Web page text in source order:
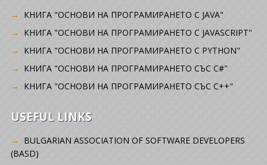
КНИГА "ОСНОВИ НА ПРОГРАМИРАНЕТО С JAVA"
КНИГА "ОСНОВИ НА ПРОГРАМИРАНЕТО С JAVASCRIPT"
КНИГА "ОСНОВИ НА ПРОГРАМИРАНЕТО С PYTHON"
КНИГА "ОСНОВИ НА ПРОГРАМИРАНЕТО СЪС C#"
КНИГА "ОСНОВИ НА ПРОГРАМИРАНЕТО СЪС C++"
USEFUL LINKS
BULGARIAN ASSOCIATION OF SOFTWARE DEVELOPERS
(BASD)